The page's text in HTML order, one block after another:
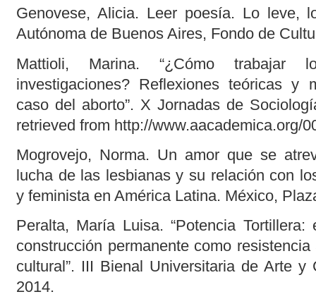
Genovese, Alicia. Leer poesía. Lo leve,
Autónoma de Buenos Aires, Fondo de
Mattioli, Marina. “¿Cómo trabajar
investigaciones? Reflexiones teóricas y
caso del aborto”. X Jornadas de
retrieved from http://www.aacademica.org/
Mogrovejo, Norma. Un amor que se
lucha de las lesbianas y su relación con
y feminista en América Latina. México,
Peralta, María Luisa. “Potencia
construcción permanente como
cultural”. III Bienal Universitaria de Arte
2014.